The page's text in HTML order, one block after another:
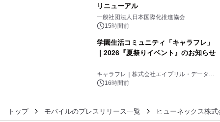
リニューアル
一般社団法人日本国際化推進協会
15時間前
学園生活コミュニティ「キャラフレ」
｜2026『夏祭りイベント』のお知らせ
キャラフレ｜株式会社エイプリル・データ・
デザインズ
16時間前
トップ モバイルのプレスリリース一覧 ヒューネックス株式